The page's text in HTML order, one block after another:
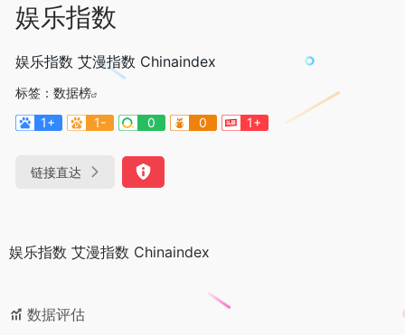
娱乐指数
娱乐指数 艾漫指数 Chinaindex
标签： 数据榜
1+
1- 0 0 1+
链接直达
娱乐指数 艾漫指数 Chinaindex
数据评估